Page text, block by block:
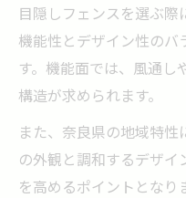
目隠しフェンスを選ぶ
機能性とデザイン性のバ
す。機能面では、風通し
構造が求められます。
また、奈良県の地域特
の外観と調和するデザ
を高めるポイントとなり